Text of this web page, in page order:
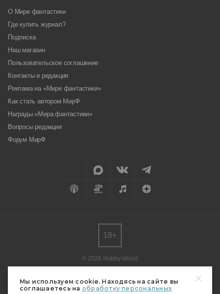
Мы используем cookie. Находясь на сайте вы
соглашаетесь на обработку персональных
О Мире фантастики
Где купить журнал?
Подписка
Наш магазин
Пользовательское соглашение
Контакты и редакция
Реклама на «Мире фантастики»
Как стать автором МирФ
Награды «Мира фантастики»
Вопросы редакции
Форум МирФ
© 2026 Hobby World
редакции.
Мнение авторов может не совпадать с мнением редакции.
18+